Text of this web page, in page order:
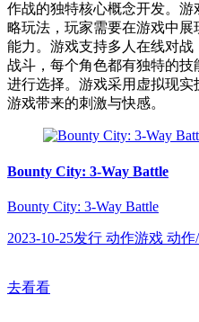
作战的独特核心概念开发。
略玩法，玩家需要在游戏中
能力。游戏支持多人在线对
战斗，每个角色都有独特的
进行选择。游戏采用虚拟现
游戏带来的刺激与快感。
Bounty City: 3-Way Battle
Bounty City: 3-Way Battle
2023-10-25发行 动作游戏 动
去看看